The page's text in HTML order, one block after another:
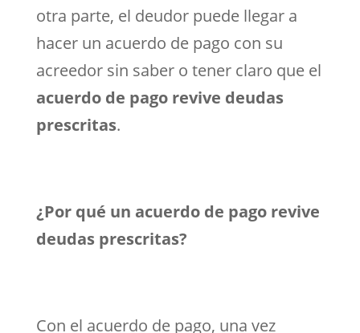
otra parte, el deudor puede llegar a
hacer un acuerdo de pago con su
acreedor sin saber o tener claro que el
acuerdo de pago revive deudas
prescritas.
¿Por qué un acuerdo de pago revive
deudas prescritas?
Con el acuerdo de pago, una vez